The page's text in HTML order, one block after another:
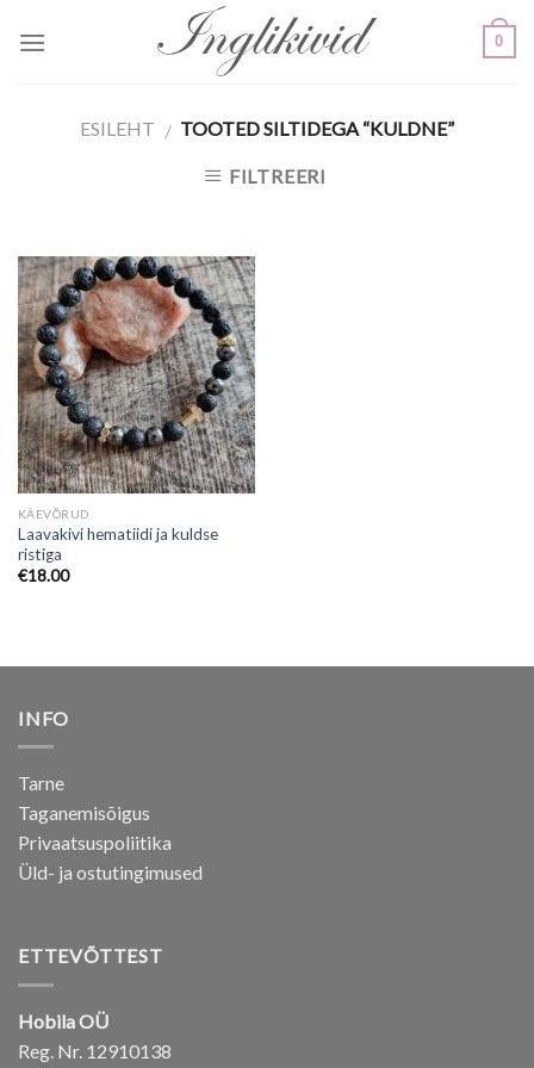
0
ESILEHT / TOOTED SILTIDEGA “KULDNE”
FILTREERI
KÄEVÕRUD
Laavakivi hematiidi ja kuldse
ristiga
€18.00
INFO
Tarne
Taganemisõigus
Privaatsuspoliitika
Üld- ja ostutingimused
ETTEVÕTTEST
Hobila OÜ
Reg. Nr. 12910138